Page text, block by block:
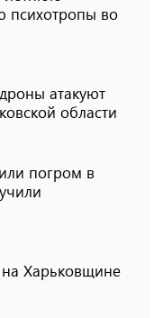
психотропы во
атакуют
области
погром в
Харьковщине